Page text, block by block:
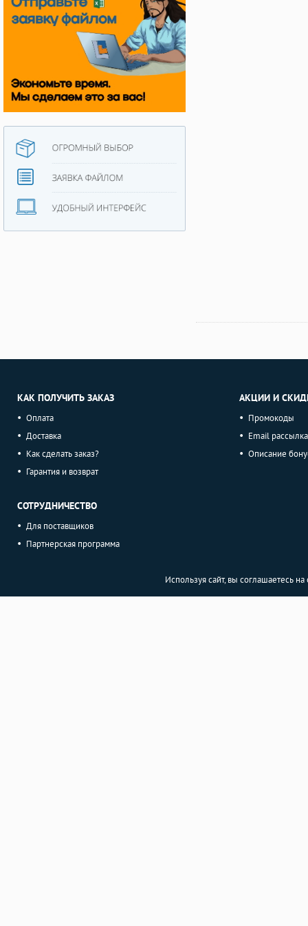
КАК ПОЛУЧИТЬ ЗАКАЗ
Оплата
Доставка
Как сделать заказ?
Гарантия и возврат
СОТРУДНИЧЕСТВО
Для поставщиков
Партнерская программа
АКЦИИ И
Промокоды
Email рассылка
Описание
Используя сайт, вы соглашаетесь